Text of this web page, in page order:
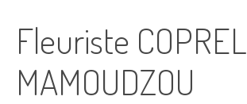
Fleuriste COPREL
MAMOUDZOU